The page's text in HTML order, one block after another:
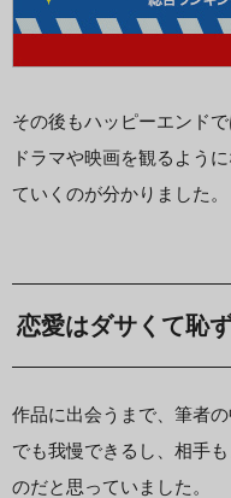
その後もハッピーエンド
ドラマや映画を観るよう
ていくのが分かりました。
恋愛はダサくて恥
作品に出会うまで、筆者
でも我慢できるし、相手
のだと思っていました。